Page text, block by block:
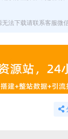
法下载请联系客服微